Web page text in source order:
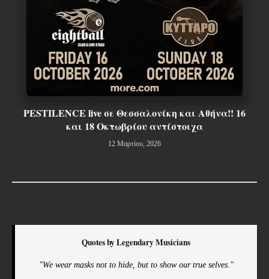
PESTILENCE live σε Θεσσαλονίκη και Αθήνα!! 16
και 18 Οκτωβρίου αντίστοιχα
12 Μαρτίου, 2026
Quotes by Legendary Musicians
"We wear masks not to hide, but to show our true selves."